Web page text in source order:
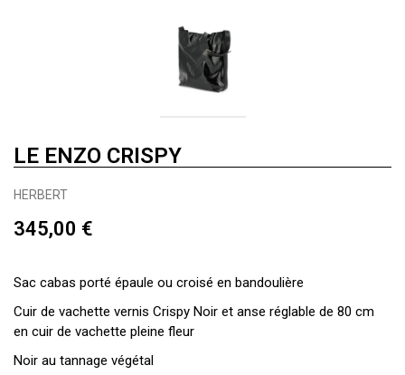
LE ENZO CRISPY
HERBERT
345,00 €
Sac cabas porté épaule ou croisé en bandoulière
Cuir de vachette vernis Crispy Noir et anse réglable de 80 cm
en cuir de vachette pleine fleur
Noir au tannage végétal